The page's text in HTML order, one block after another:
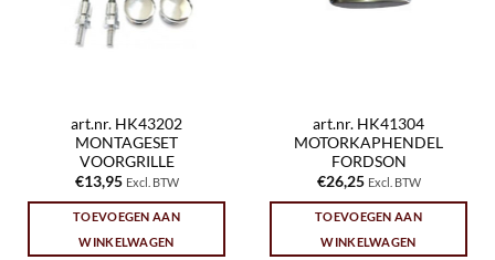
art.nr. HK43202
MONTAGESET
VOORGRILLE
€13,95 Excl. BTW
TOEVOEGEN AAN
WINKELWAGEN
art.nr. HK41304
MOTORKAPHENDEL
FORDSON
€26,25 Excl. BTW
TOEVOEGEN AAN
WINKELWAGEN